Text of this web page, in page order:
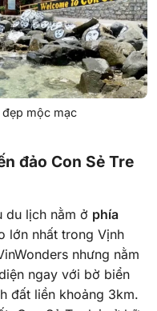
mộc mạc
đảo Con Sẻ Tre
du lịch nằm ở phía
lớn nhất trong Vịnh
nhưng nằm
ngay với bờ biển
đất liền khoảng 3km.